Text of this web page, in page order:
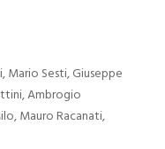
Mario Sesti, Giuseppe
Ambrogio
Mauro Racanati,